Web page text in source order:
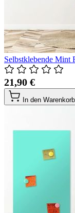
Selbstklebende Mint
21,90 €
In den Warenkorb